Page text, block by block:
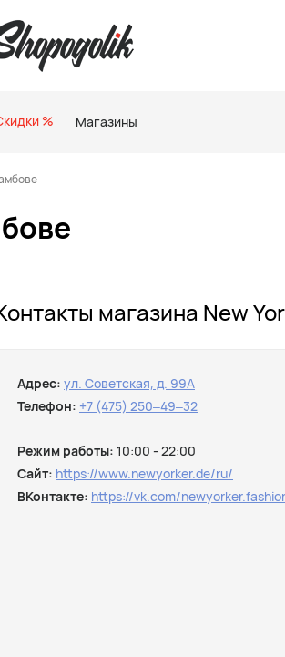
% Магазины
магазина New
Адрес: ул. Советская, д. 99А
Телефон: +7 (475) 250‒49‒32
Режим работы: 10:00 - 22:00
Сайт: https://www.newyorker.de/ru/
ВКонтакте: https://vk.com/